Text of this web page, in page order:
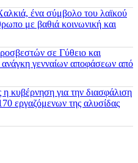
ένα σύμβολο του λαϊκού
με βαθιά κοινωνική και
σε Γύθειο και
γενναίων αποφάσεων από
κυβέρνηση για την διασφάλιση
εργαζόμενων της αλυσίδας